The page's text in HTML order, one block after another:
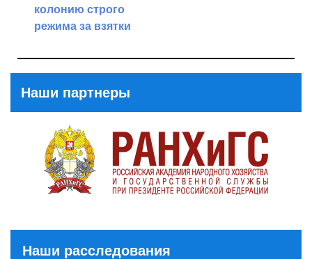
колонию строго
режима за взятки
Наши партнеры
Наши расследования